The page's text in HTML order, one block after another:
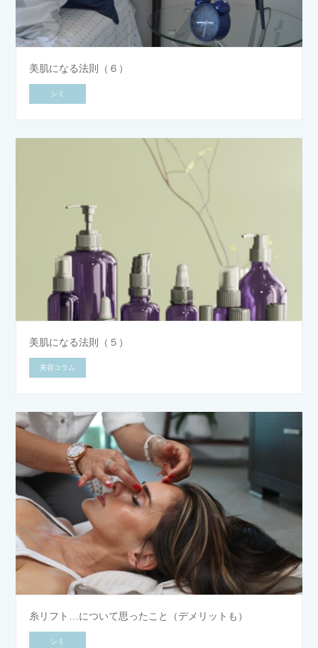
美肌になる法則（６）
シミ
美肌になる法則（５）
美容コラム
糸リフト…について思ったこと（デメリットも）
シミ